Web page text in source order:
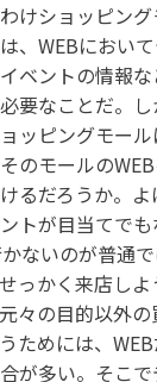
けショッピン
、WEBにおい
ベントの情報
要なことだ。
ッピングモール
のモールの
るだろうか。
トが目当てでも
ないのが普通
っかく来店し
々の目的以外の
ためには、
が多い。そこ